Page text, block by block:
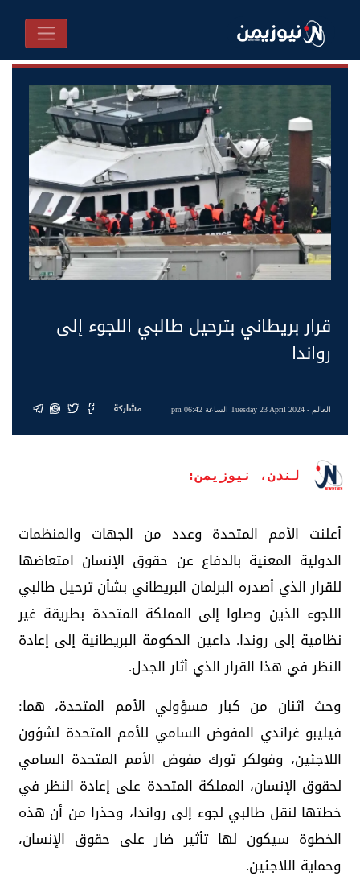
قرار بريطاني بترحيل طالبي اللجوء إلى
رواندا
العالم - Tuesday 23 April 2024 الساعة 06:42 pm مشاركة
لندن، نيوزيمن:
أعلنت الأمم المتحدة وعدد من الجهات والمنظمات
الدولية المعنية بالدفاع عن حقوق الإنسان امتعاضها
للقرار الذي أصدره البرلمان البريطاني بشأن ترحيل طالبي
اللجوء الذين وصلوا إلى المملكة المتحدة بطريقة غير
نظامية إلى روندا. داعين الحكومة البريطانية إلى إعادة
النظر في هذا القرار الذي أثار الجدل.
وحث اثنان من كبار مسؤولي الأمم المتحدة، هما:
فيليبو غراندي المفوض السامي للأمم المتحدة لشؤون
اللاجئين، وفولكر تورك مفوض الأمم المتحدة السامي
لحقوق الإنسان، المملكة المتحدة على إعادة النظر في
خطتها لنقل طالبي لجوء إلى رواندا، وحذرا من أن هذه
الخطوة سيكون لها تأثير ضار على حقوق الإنسان،
وحماية اللاجئين.